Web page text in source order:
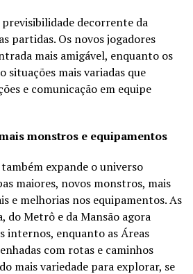
decorrente da
partidas. Os novos jogadores
mais amigável, enquanto os
mais variadas que
e comunicação em equipe
monstros e equipamentos
expande o universo
maiores, novos monstros, mais
e melhorias nos equipamentos. As
do Metrô e da Mansão agora
internos, enquanto as Áreas
com rotas e caminhos
mais variedade para explorar, se